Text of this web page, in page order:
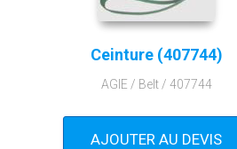
Ceinture (407744)
AGIE / Belt / 407744
AJOUTER AU DEVIS